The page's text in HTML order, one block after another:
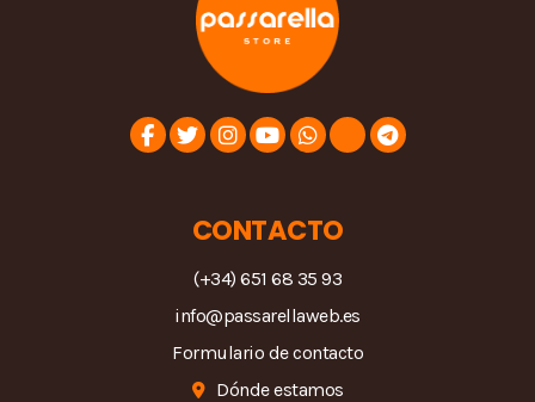
CONTACTO
(+34) 651 68 35 93
info@passarellaweb.es
Formulario de contacto
Dónde estamos